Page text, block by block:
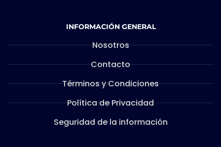
INFORMACIÓN GENERAL
Nosotros
Contacto
Términos y Condiciones
Política de Privacidad
Seguridad de la información